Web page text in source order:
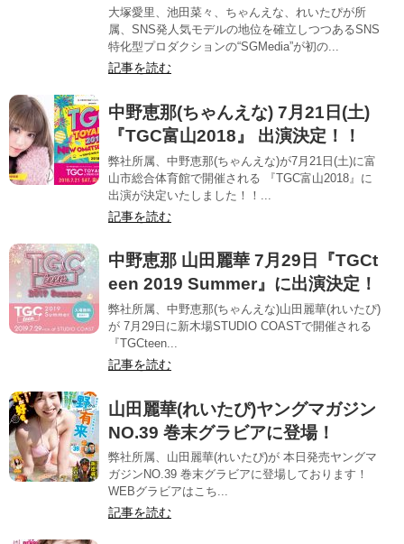
大塚愛里、池田菜々、ちゃんえな、れいたぴが所
属、SNS発人気モデルの地位を確立しつつあるSNS
特化型プロダクションの“SGMedia”が初の...
記事を読む
中野恵那(ちゃんえな) 7月21日(土)
『TGC富山2018』 出演決定！！
弊社所属、中野恵那(ちゃんえな)が7月21日(土)に富
山市総合体育館で開催される 『TGC富山2018』に
出演が決定いたしました！！...
記事を読む
中野恵那 山田麗華 7月29日『TGCt
een 2019 Summer』に出演決定！
弊社所属、中野恵那(ちゃんえな)山田麗華(れいたぴ)
が 7月29日に新木場STUDIO COASTで開催される
『TGCteen...
記事を読む
山田麗華(れいたぴ)ヤングマガジン
NO.39 巻末グラビアに登場！
弊社所属、山田麗華(れいたぴ)が 本日発売ヤングマ
ガジンNO.39 巻末グラビアに登場しております！
WEBグラビアはこち...
記事を読む